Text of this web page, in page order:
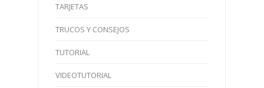
TARJETAS
TRUCOS Y CONSEJOS
TUTORIAL
VIDEOTUTORIAL